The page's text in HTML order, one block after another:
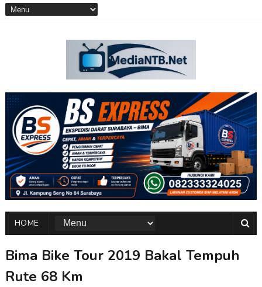
HOME
Bima Bike Tour 2019 Bakal Tempuh
Rute 68 Km